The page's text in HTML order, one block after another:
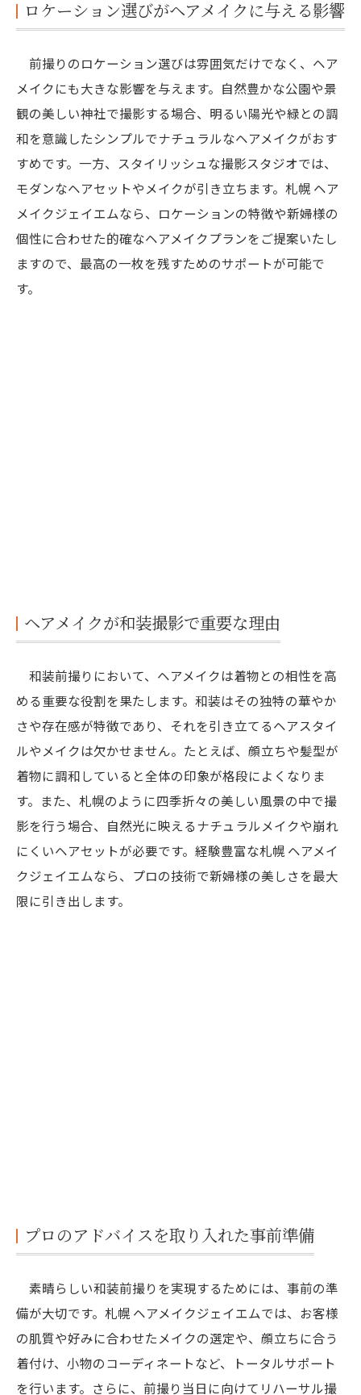
ロケーション選びがヘアメイクに与える影響
前撮りのロケーション選びは雰囲気だけでなく、ヘア
メイクにも大きな影響を与えます。自然豊かな公園や景
観の美しい神社で撮影する場合、明るい陽光や緑との調
和を意識したシンプルでナチュラルなヘアメイクがおす
すめです。一方、スタイリッシュな撮影スタジオでは、
モダンなヘアセットやメイクが引き立ちます。札幌 ヘア
メイクジェイエムなら、ロケーションの特徴や新婦様の
個性に合わせた的確なヘアメイクプランをご提案いたし
ますので、最高の一枚を残すためのサポートが可能で
す。
ヘアメイクが和装撮影で重要な理由
和装前撮りにおいて、ヘアメイクは着物との相性を高
める重要な役割を果たします。和装はその独特の華やか
さや存在感が特徴であり、それを引き立てるヘアスタイ
ルやメイクは欠かせません。たとえば、顔立ちや髪型が
着物に調和していると全体の印象が格段によくなりま
す。また、札幌のように四季折々の美しい風景の中で撮
影を行う場合、自然光に映えるナチュラルメイクや崩れ
にくいヘアセットが必要です。経験豊富な札幌 ヘアメイ
クジェイエムなら、プロの技術で新婦様の美しさを最大
限に引き出します。
プロのアドバイスを取り入れた事前準備
素晴らしい和装前撮りを実現するためには、事前の準
備が大切です。札幌 ヘアメイクジェイエムでは、お客様
の肌質や好みに合わせたメイクの選定や、顔立ちに合う
着付け、小物のコーディネートなど、トータルサポート
を行います。さらに、前撮り当日に向けてリハーサル撮